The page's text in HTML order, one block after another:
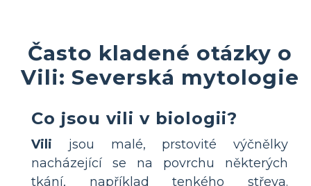
Často kladené otázky o
Vili: Severská mytologie
Co jsou vili v biologii?
Vili jsou malé, prstovité výčnělky
nacházející se na povrchu některých
tkání, například tenkého střeva.